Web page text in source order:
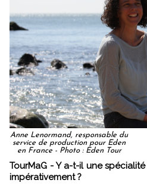
Anne Lenormand, responsable du
service de production pour Eden
en France - Photo : Eden Tour
TourMaG - Y a-t-il une spécialité culinaire à faire découvrir
impérativement ?